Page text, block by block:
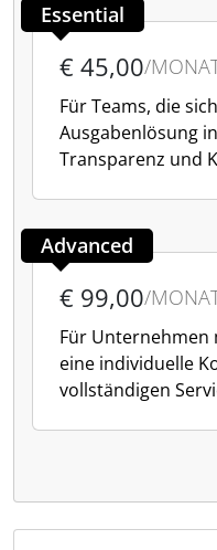
Essential
€ 45,00/
Für Teams, die
Ausgabenlösung
Transparenz und
Advanced
€ 99,00/
Für
eine individuelle
vollständigen